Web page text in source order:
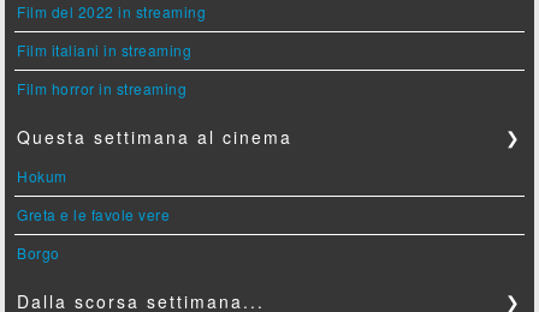
Film del 2022 in streaming
Film italiani in streaming
Film horror in streaming
Questa settimana al cinema ❯
Hokum
Greta e le favole vere
Borgo
Dalla scorsa settimana... ❯